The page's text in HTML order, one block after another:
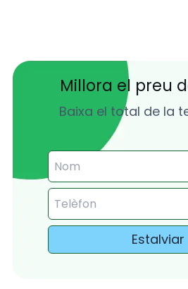
Millora el preu
Baixa el total de la
Estalviar